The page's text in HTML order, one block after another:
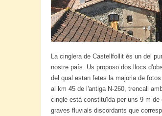
La cinglera de Castellfollit és un del
nostre país. Us proposo dos llocs
del qual estan fetes la majoria de
al km 45 de l'antiga N-260, trencall
cingle està constituïda per uns 9 m
graves fluvials discordants que